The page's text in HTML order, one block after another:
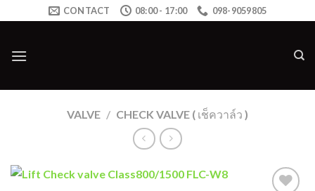
to
CONTACT 08:00 - 17:00 098-9059805
VALVE / CHECK VALVE ( เช็ควาล์ว )